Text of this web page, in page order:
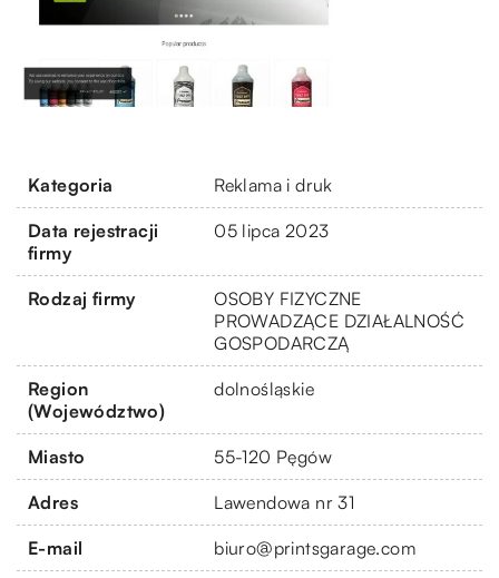
Kategoria Reklama i druk
Data rejestracji
firmy
05 lipca 2023
Rodzaj firmy
OSOBY FIZYCZNE
PROWADZĄCE DZIAŁALNOŚĆ
GOSPODARCZĄ
Region
(Województwo)
dolnośląskie
Miasto 55-120 Pęgów
Adres Lawendowa nr 31
E-mail biuro@printsgarage.com